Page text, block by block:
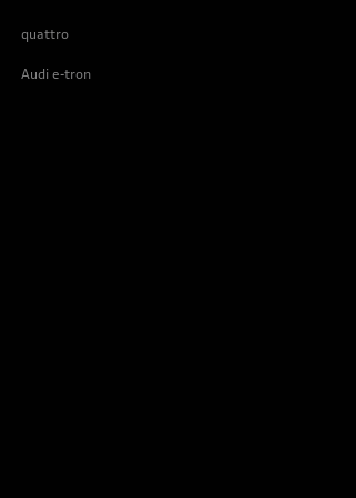
quattro
Audi e-tron